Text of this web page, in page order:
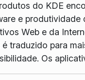
do KDE
e
Web e da
é traduzido para
Os